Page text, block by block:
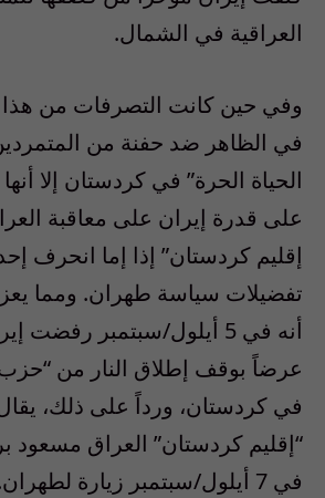
العراقية في الشمال.
وفي حين كانت التصرفات من هذا
في الظاهر ضد حفنة من
الحياة الحرة” في كردستان إلا
على قدرة إيران على معاقبة
إقليم كردستان” إذا إما انحرف
تفضيلات سياسة طهران. ومما
أنه في 5 أيلول/سبتمبر رفضت
عرضاً بوقف إطلاق النار من “حزب
في كردستان، ورداً على ذلك،
“إقليم كردستان” العراق مسعود
في 7 أيلول/سبتمبر زيارة